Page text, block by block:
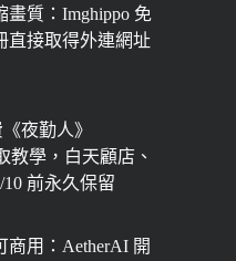
畫質：Imghippo 免
直接取得外連網址
夜勤人》
教學，白天顧店、
前永久保留
商用：AetherAI 開